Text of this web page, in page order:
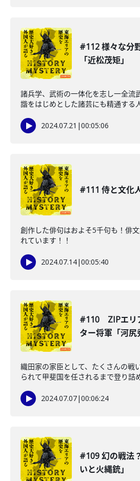
#112 様々な分
「近松茂矩」
諸兵学、武術の一体化を志し一全流
諧をはじめとした諸芸にも精通する
2024.07.21 |00:05:06
#111 侍と文化
創作した俳句はおよそ5千句も！俳
れています！！
2024.07.14|00:05:40
#110 ZIPエリ
ター将軍「河尻
織田家の家臣として、たくさんの戦
られて甲斐国を任されるまで登り詰
2024.07.07|00:06:24
#109 幻の戦法
いと火縄銃」